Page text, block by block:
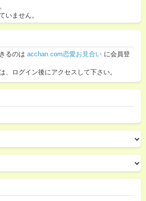
いません。
るのは acchan.com恋愛お見合い に会員登
、ログイン後にアクセスして下さい。